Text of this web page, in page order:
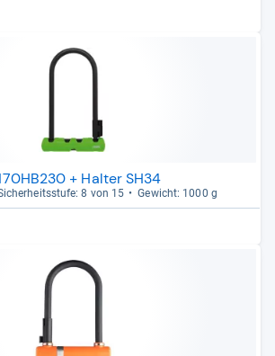
+ Halter SH34
8 von 15 Gewicht: 1000 g